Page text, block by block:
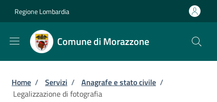
Regione Lombardia
Comune di Morazzone
Briciole di pane
Home / Servizi / Anagrafe e stato civile /
Legalizzazione di fotografia